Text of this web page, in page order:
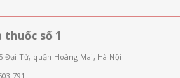
thuốc số 1
Đại Từ, quận Hoàng Mai, Hà Nội
791